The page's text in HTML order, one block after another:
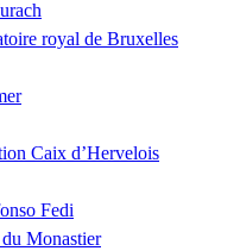
royal de Bruxelles
Caix d’Hervelois
Fedi
Monastier